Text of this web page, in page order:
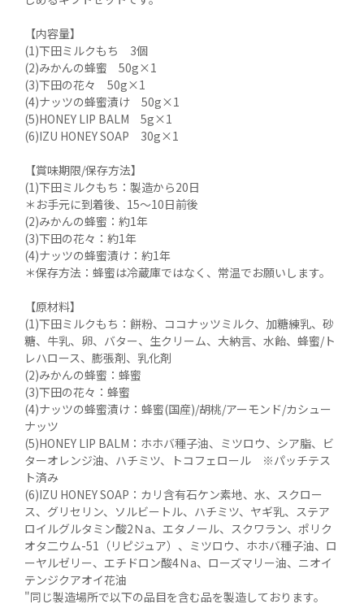
【内容量】
(1)下田ミルクもち　3個
(2)みかんの蜂蜜　50g×1
(3)下田の花々　50g×1
(4)ナッツの蜂蜜漬け　50g×1
(5)HONEY LIP BALM　5g×1
(6)IZU HONEY SOAP　30g×1
【賞味期限/保存方法】
(1)下田ミルクもち：製造から20日
＊お手元に到着後、15～10日前後
(2)みかんの蜂蜜：約1年
(3)下田の花々：約1年
(4)ナッツの蜂蜜漬け：約1年
＊保存方法：蜂蜜は冷蔵庫ではなく、常温でお願いします。
【原材料】
(1)下田ミルクもち：餅粉、ココナッツミルク、加糖練乳、砂
糖、牛乳、卵、バター、生クリーム、大納言、水飴、蜂蜜/ト
レハロース、膨張剤、乳化剤
(2)みかんの蜂蜜：蜂蜜
(3)下田の花々：蜂蜜
(4)ナッツの蜂蜜漬け：蜂蜜(国産)/胡桃/アーモンド/カシュー
ナッツ
(5)HONEY LIP BALM：ホホバ種子油、ミツロウ、シア脂、ビ
ターオレンジ油、ハチミツ、トコフェロール　※パッチテス
ト済み
(6)IZU HONEY SOAP：カリ含有石ケン素地、水、スクロー
ス、グリセリン、ソルビートル、ハチミツ、ヤギ乳、ステア
ロイルグルタミン酸2Ｎa、エタノール、スクワラン、ポリク
オタ二ウム-51（リピジュア）、ミツロウ、ホホバ種子油、ロ
ーヤルゼリー、エチドロン酸4Ｎa、ローズマリー油、ニオイ
テンジクアオイ花油
"同じ製造場所で以下の品目を含む品を製造しております。